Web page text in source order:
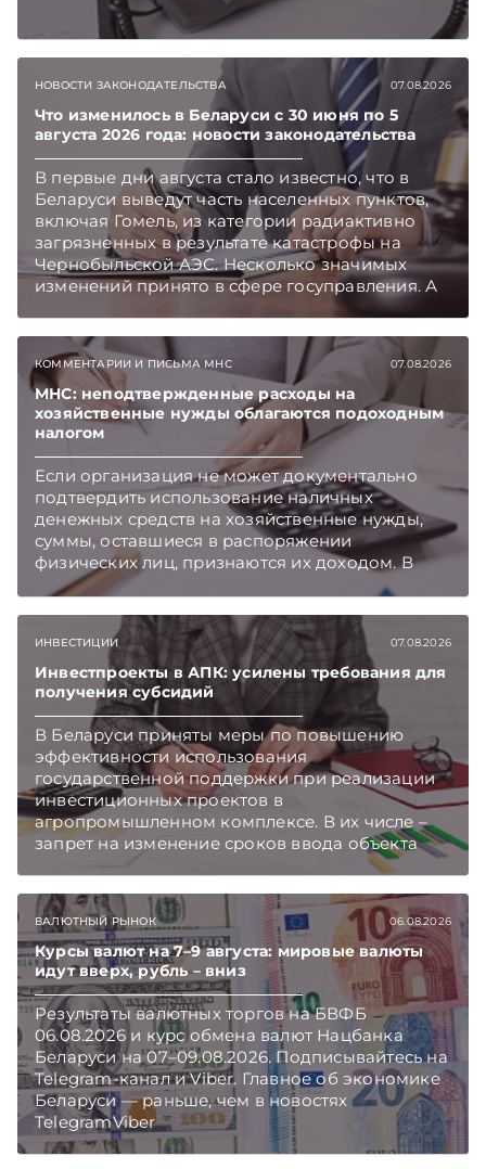
НОВОСТИ ЗАКОНОДАТЕЛЬСТВА 07.08.2026
Что изменилось в Беларуси с 30 июня по 5
августа 2026 года: новости законодательства
В первые дни августа стало известно, что в
Беларуси выведут часть населенных пунктов,
включая Гомель, из категории радиактивно
загрязненных в результате катастрофы на
Чернобыльской АЭС. Несколько значимых
изменений принято в сфере госуправления. А
бизнесу вновь дали надежду на сокращение
который приходится изучать ежегодно.
Очередные меры по оптимизации
нормотворчества предусмотрены в
постановлении Совмина. Подписывайтесь на
Telegram‑канал и Viber. Главное об экономике
Беларуси — раньше, чем в новостях
TelegramViber
КОММЕНТАРИИ И ПИСЬМА МНС 07.08.2026
МНС: неподтвержденные расходы на
хозяйственные нужды облагаются подоходным
налогом
Если организация не может документально
подтвердить использование наличных
денежных средств на хозяйственные нужды,
суммы, оставшиеся в распоряжении
физических лиц, признаются их доходом. В
этом случае организация как налоговый агент
бюджет подоходный налог, напоминает МНС.
ИНВЕСТИЦИИ 07.08.2026
Инвестпроекты в АПК: усилены требования для
получения субсидий
В Беларуси приняты меры по повышению
эффективности использования
государственной поддержки при реализации
инвестиционных проектов в
агропромышленном комплексе. В их числе –
запрет на изменение сроков ввода объекта
инвестиций в эксплуатацию и его выхода на
Telegram‑канал и Viber. Главное об экономике
Беларуси — раньше, чем в новостях
TelegramViber
ВАЛЮТНЫЙ РЫНОК 06.08.2026
Курсы валют на 7–9 августа: мировые валюты
идут вверх, рубль – вниз
Результаты валютных торгов на БВФБ
06.08.2026 и курс обмена валют Нацбанка
Беларуси на 07–09.08.2026. Подписывайтесь на
Telegram‑канал и Viber. Главное об экономике
Беларуси — раньше, чем в новостях
TelegramViber